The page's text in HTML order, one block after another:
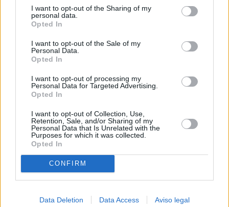
de su consentimiento, pero usted tiene el derecho de
rechazar tal procesamiento. Sus preferencias se aplicarán
cualquier momento entrando de nuevo en este sitio web o
visitando nuestra política de privacidad.
I want to opt-out of the Sharing of my
personal data.
Opted In
I want to opt-out of the Sale of my
Personal Data.
Opted In
I want to opt-out of processing my
Personal Data for Targeted Advertising.
Opted In
I want to opt-out of Collection, Use,
Retention, Sale, and/or Sharing of my
Personal Data that Is Unrelated with the
Purposes for which it was collected.
Opted In
CONFIRM
Data Deletion Data Access Aviso legal